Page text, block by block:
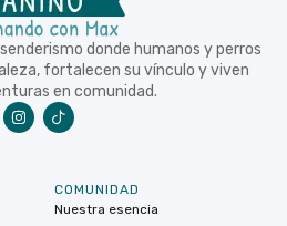
donde humanos y perros
fortalecen su vínculo y viven
en comunidad.
COMUNIDAD
Nuestra esencia